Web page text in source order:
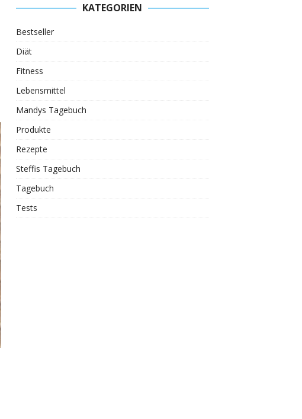
KATEGORIEN
Bestseller
Diät
Fitness
Lebensmittel
Mandys Tagebuch
Produkte
Rezepte
Steffis Tagebuch
Tagebuch
Tests